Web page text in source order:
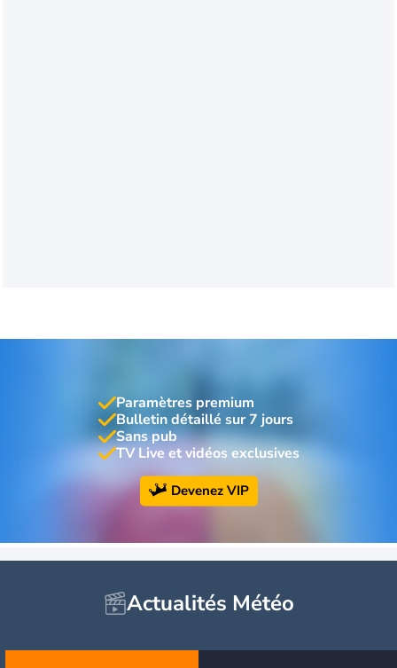
Paramètres premium
Bulletin détaillé sur 7 jours
Sans pub
TV Live et vidéos exclusives
Devenez VIP
Actualités Météo